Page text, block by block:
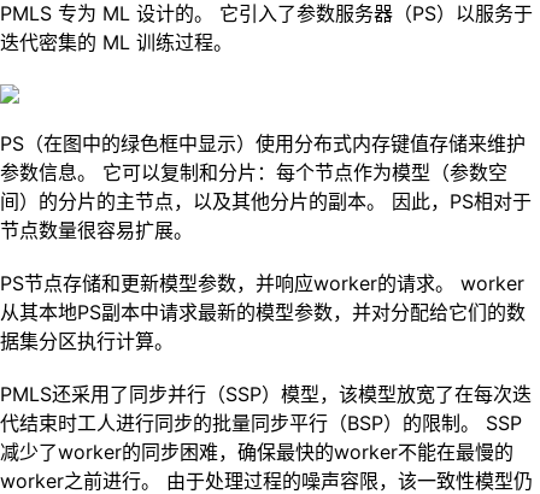
PMLS 专为 ML 设计的。 它引入了参数服务器（PS）以服务于
迭代密集的 ML 训练过程。
PS（在图中的绿色框中显示）使用分布式内存键值存储来维护
参数信息。 它可以复制和分片：每个节点作为模型（参数空
间）的分片的主节点，以及其他分片的副本。 因此，PS相对于
节点数量很容易扩展。
PS节点存储和更新模型参数，并响应worker的请求。 worker
从其本地PS副本中请求最新的模型参数，并对分配给它们的数
据集分区执行计算。
PMLS还采用了同步并行（SSP）模型，该模型放宽了在每次迭
代结束时工人进行同步的批量同步平行（BSP）的限制。 SSP
减少了worker的同步困难，确保最快的worker不能在最慢的
worker之前进行。 由于处理过程的噪声容限，该一致性模型仍